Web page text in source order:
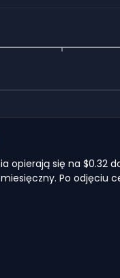
opierają się na
Po odjęciu